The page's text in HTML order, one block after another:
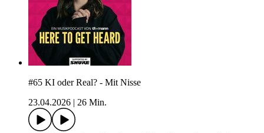
#65 KI oder Real? - Mit Nisse
23.04.2026
26 Min.